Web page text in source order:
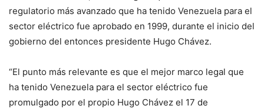
regulatorio más avanzado que ha tenido Venezuela para el
sector eléctrico fue aprobado en 1999, durante el inicio del
gobierno del entonces presidente Hugo Chávez.
“El punto más relevante es que el mejor marco legal que
ha tenido Venezuela para el sector eléctrico fue
promulgado por el propio Hugo Chávez el 17 de